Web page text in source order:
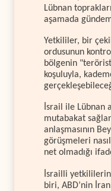
Lübnan
aşamada
Yetkililer, bir
ordusunun
bölgenin
koşuluyla,
İsrail ile Lübnan
mutabakat
anlaşmasının
görüşmeleri
net olmadığı
İsrailli
biri, ABD’nin